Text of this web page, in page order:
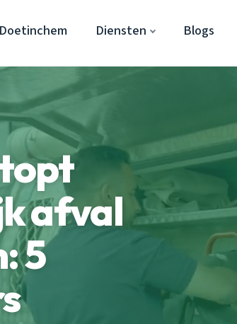
Diensten Blogs
afval
5